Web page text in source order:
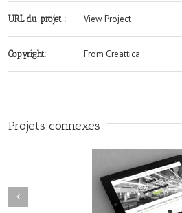
URL du projet : View Project
Copyright: From Creattica
Projets connexes